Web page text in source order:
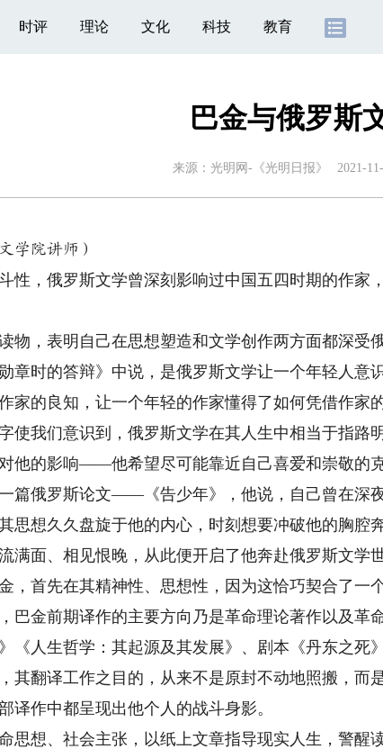
时评 理论 文化 科技 教育
巴金与俄罗斯
来源： 光明网-《光明日报》 2021-
学院讲师）
，俄罗斯文学曾深刻影响过中国五四时期的作家
，表明自己在思想塑造和文学创作两方面都深受
章时的答辩》中说，是俄罗斯文学让一个年轻人意
家的良知，让一个年轻的作家懂得了如何凭借作家
使我们意识到，俄罗斯文学在其人生中相当于指路
他的影响——他希望尽可能靠近自己喜爱和崇敬的克
俄罗斯论文——《告少年》，他说，自己曾在深
思想久久盘旋于他的内心，时刻想要冲破他的胸腔
满面、相见恨晚，从此便开启了他奔赴俄罗斯文学
，首先在其精神性、思想性，因为这恰巧契合了一
巴金前期译作的主要方向乃是革命理论著作以及革
《人生哲学：其起源及其发展》、剧本《丹东之死
其翻译工作之目的，从来不是原封不动地照搬，而
译作中都呈现出他个人的战斗身影。
想、社会主张，以纸上文章指导现实人生，警醒